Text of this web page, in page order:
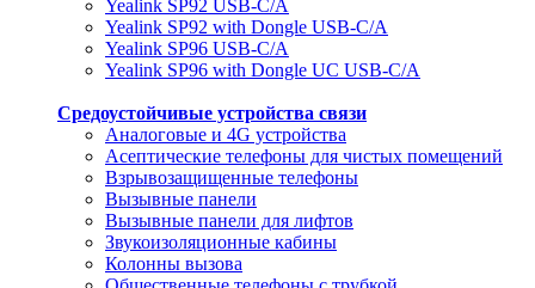
Yealink SP92 USB-C/A
Yealink SP92 with Dongle USB-C/A
Yealink SP96 USB-C/A
Yealink SP96 with Dongle UC USB-C/A
Средоустойчивые устройства связи
Аналоговые и 4G устройства
Асептические телефоны для чистых помещений
Взрывозащищенные телефоны
Вызывные панели
Вызывные панели для лифтов
Звукоизоляционные кабины
Колонны вызова